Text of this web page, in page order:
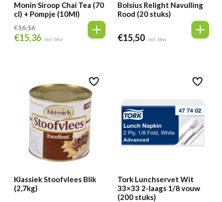
Monin Siroop Chai Tea (70
cl) + Pompje (10Ml)
€16,16
Oorspronkelijke
€15,36 Huidige
incl. btw
Bolsius Relight Navulling
Rood (20 stuks)
€15,50 incl. btw
Klassiek Stoofvlees Blik
(2,7kg)
Tork Lunchservet Wit
33×33 2-laags 1/8 vouw
(200 stuks)